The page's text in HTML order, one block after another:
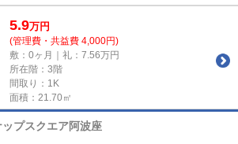
5.9万円
(管理費・共益費 4,000円)
敷：0ヶ月｜礼：7.56万円
所在階：3階
間取り：1K
面積：21.70㎡
ップスクエア阿波座